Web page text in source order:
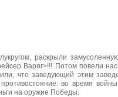
раскрыли
Варяг>!!! Потом повели
что заведующий этим
во время войны
на оружие Победы.